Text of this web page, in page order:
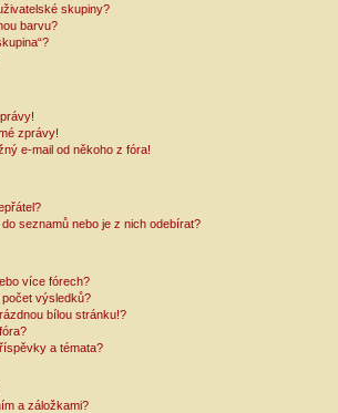
skupiny?
barvu?
zprávy!
e-mail od někoho z fóra!
seznamů nebo je z nich odebírat?
více fórech?
výsledků?
bílou stránku!?
a témata?
a záložkami?